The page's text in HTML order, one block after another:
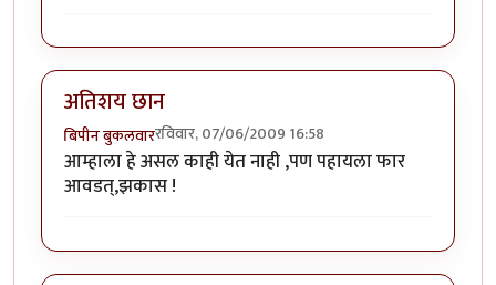
अतिशय छान
बिपीन बुकलवाररविवार, 07/06/2009 16:58
आम्हाला हे असल काही येत नाही ,पण पहायला फार
आवडत्,झकास !